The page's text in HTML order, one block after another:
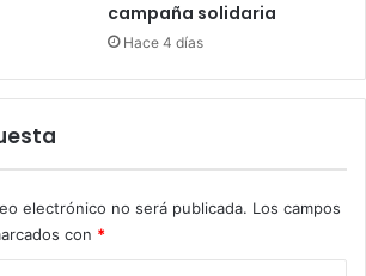
campaña solidaria
Hace 4 días
electrónico no será publicada. Los campos
con *